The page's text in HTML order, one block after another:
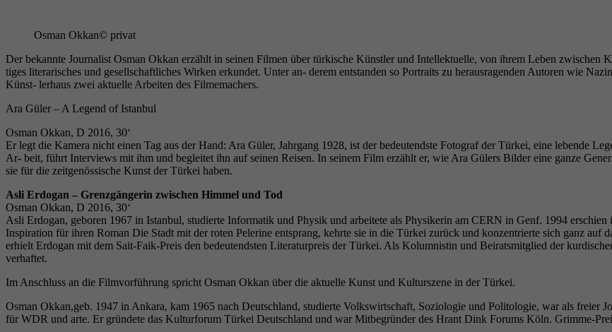
Osman Okkan© privat
Der bekannte Journalist Osman Okkan erzählt in seinen Filmen über türkische Künstler und Intellektuelle, von ihrem Leben
tiges literarisches und gesellschaftliches Wirken erkundet. Unter an- derem entstanden so Portraits zu herausragenden Autoren wie
Künst- lerhaus zwei aktuelle Arbeiten des Filmemachers.
Ara Güler – A Legend of Istanbul
Osman Okkan, D 2016, 30‘
Er legt die Kamera nicht einen Tag aus der Hand: Ara Güler, Jahrgang 1928, ist der bedeutendste Fotograf der Türkei, eine lebende
Ar- beit, führt Interviews mit ihm und begleitet ihn auf seinen Reisen. In seinem Film erzählt er, wie Ara Gülers Bilder eine ganze
sie für die zeitgenössische Kunst der Türkei haben.
Asli Erdogan – Grenzgängerin zwischen Himmel und Tod
Osman Okkan, D 2016, 30‘
Asli Erdogan, geboren 1967 in Istanbul, studierte Informatik und Physik und arbeitete als Physikerin am CERN in Genf. 1994
Inspiration für ihren Roman Die Stadt mit der roten Pelerine entsprang, kehrte sie in die Türkei zurück und konzentrierte sich ganz auf
erhielt Erdogan mit dem Sait-Faik-Preis den bedeutendsten Literaturpreis der Türkei. Als Kolumnistin und Beiratsmitglied der
verhaftet.
Im Anschluss an die Filmvorführung spricht Osman Okkan über die aktuelle Kunst und Kulturszene in der Türkei.
Osman Okkan,geb. 1947 in Ankara, kam 1965 nach Deutschland, studierte Volkswirtschaft, Soziologie und Politologie, war als freier
für WDR und arte. Er gründete das Kulturforum Türkei Deutschland und war Mitbegründer des Hrant Dink Forums Köln. Grimme-
Anbieter literaturhaus-hannover.de
Laufzeit 6 Monate
Website verwendet worden ist.